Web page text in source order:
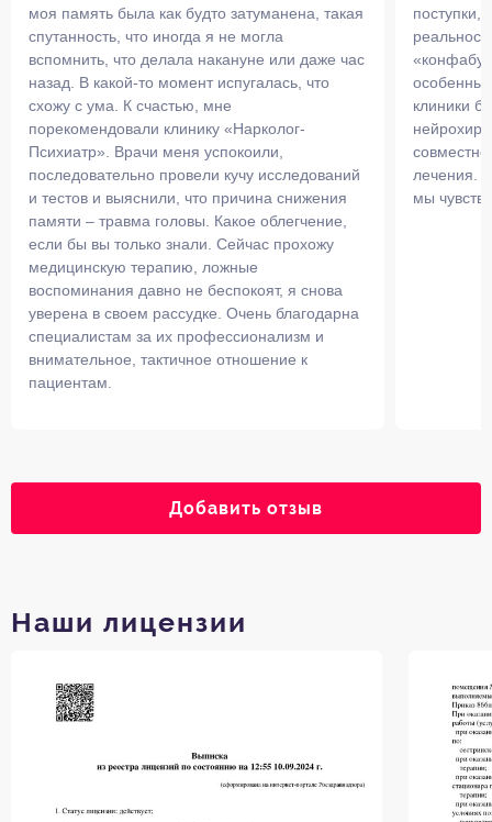
моя память была как будто затуманена, такая
спутанность, что иногда я не могла
вспомнить, что делала накануне или даже час
назад. В какой-то момент испугалась, что
схожу с ума. К счастью, мне
порекомендовали клинику «Нарколог-
Психиатр». Врачи меня успокоили,
последовательно провели кучу исследований
и тестов и выяснили, что причина снижения
памяти – травма головы. Какое облегчение,
если бы вы только знали. Сейчас прохожу
медицинскую терапию, ложные
воспоминания давно не беспокоят, я снова
уверена в своем рассудке. Очень благодарна
специалистам за их профессионализм и
внимательное, тактичное отношение к
пациентам.
поступки,
клиники
лечения.
мы
Добавить отзыв
Наши лицензии